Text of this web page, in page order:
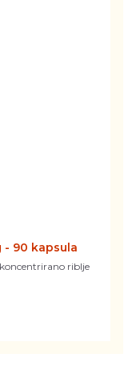
- 90 kapsula
riblje